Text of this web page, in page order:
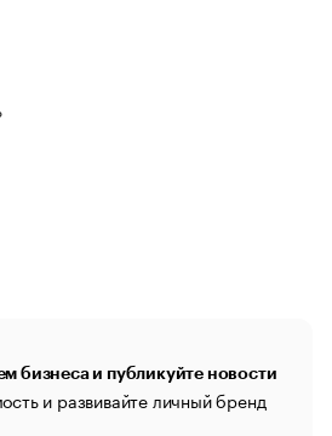
бизнеса и публикуйте новости
и развивайте личный бренд